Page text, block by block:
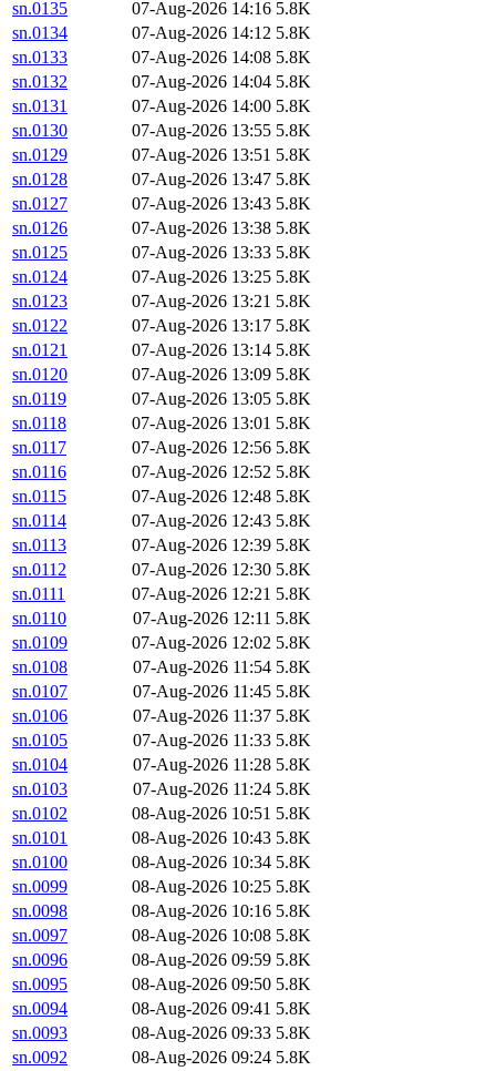
sn.0135 07-Aug-2026 14:16 5.8K
sn.0134
07-Aug-2026 14:12 5.8K
sn.0133
07-Aug-2026 14:08 5.8K
sn.0132
07-Aug-2026 14:04 5.8K
sn.0131
07-Aug-2026 14:00 5.8K
sn.0130
07-Aug-2026 13:55 5.8K
sn.0129
07-Aug-2026 13:51 5.8K
sn.0128
07-Aug-2026 13:47 5.8K
sn.0127
07-Aug-2026 13:43 5.8K
sn.0126
07-Aug-2026 13:38 5.8K
sn.0125
07-Aug-2026 13:33 5.8K
sn.0124
07-Aug-2026 13:25 5.8K
sn.0123
07-Aug-2026 13:21 5.8K
sn.0122
07-Aug-2026 13:17 5.8K
sn.0121
07-Aug-2026 13:14 5.8K
sn.0120
07-Aug-2026 13:09 5.8K
sn.0119
07-Aug-2026 13:05 5.8K
sn.0118
07-Aug-2026 13:01 5.8K
sn.0117
07-Aug-2026 12:56 5.8K
sn.0116
07-Aug-2026 12:52 5.8K
sn.0115
07-Aug-2026 12:48 5.8K
sn.0114
07-Aug-2026 12:43 5.8K
sn.0113
07-Aug-2026 12:39 5.8K
sn.0112
07-Aug-2026 12:30 5.8K
sn.0111
07-Aug-2026 12:21 5.8K
sn.0110
07-Aug-2026 12:11 5.8K
sn.0109
07-Aug-2026 12:02 5.8K
sn.0108
07-Aug-2026 11:54 5.8K
sn.0107
07-Aug-2026 11:45 5.8K
sn.0106
07-Aug-2026 11:37 5.8K
sn.0105
07-Aug-2026 11:33 5.8K
sn.0104
07-Aug-2026 11:28 5.8K
sn.0103
07-Aug-2026 11:24 5.8K
sn.0102
08-Aug-2026 10:51 5.8K
sn.0101
08-Aug-2026 10:43 5.8K
sn.0100
08-Aug-2026 10:34 5.8K
sn.0099
08-Aug-2026 10:25 5.8K
sn.0098
08-Aug-2026 10:16 5.8K
sn.0097
08-Aug-2026 10:08 5.8K
sn.0096
08-Aug-2026 09:59 5.8K
sn.0095
08-Aug-2026 09:50 5.8K
sn.0094
08-Aug-2026 09:41 5.8K
sn.0093
08-Aug-2026 09:33 5.8K
sn.0092
08-Aug-2026 09:24 5.8K